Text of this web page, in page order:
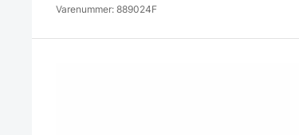
Varenummer: 889024F